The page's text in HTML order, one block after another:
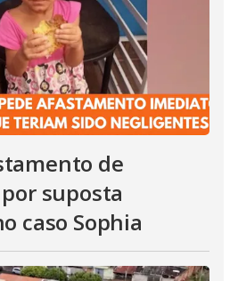
de
suposta
caso Sophia